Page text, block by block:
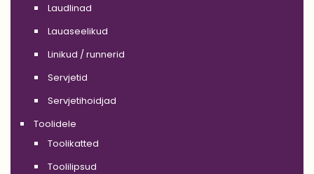
Laudlinad
Lauaseelikud
Linikud / runnerid
Servjetid
Servjetihoidjad
Toolidele
Toolikatted
Toolilipsud